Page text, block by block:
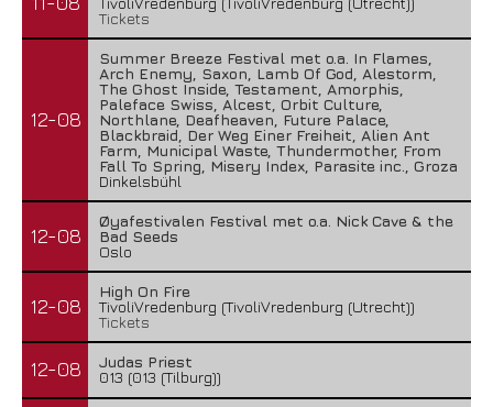
Tickets
12-08
Summer Breeze Festival met o.a. In Flames,
Arch Enemy, Saxon, Lamb Of God, Alestorm,
The Ghost Inside, Testament, Amorphis,
Paleface Swiss, Alcest, Orbit Culture,
Northlane, Deafheaven, Future Palace,
Blackbraid, Der Weg Einer Freiheit, Alien Ant
Farm, Municipal Waste, Thundermother, From
Fall To Spring, Misery Index, Parasite inc., Groza
Dinkelsbühl
12-08
Øyafestivalen Festival met o.a. Nick Cave & the
Bad Seeds
Oslo
12-08
High On Fire
TivoliVredenburg (TivoliVredenburg (Utrecht))
Tickets
12-08
Judas Priest
013 (013 (Tilburg))